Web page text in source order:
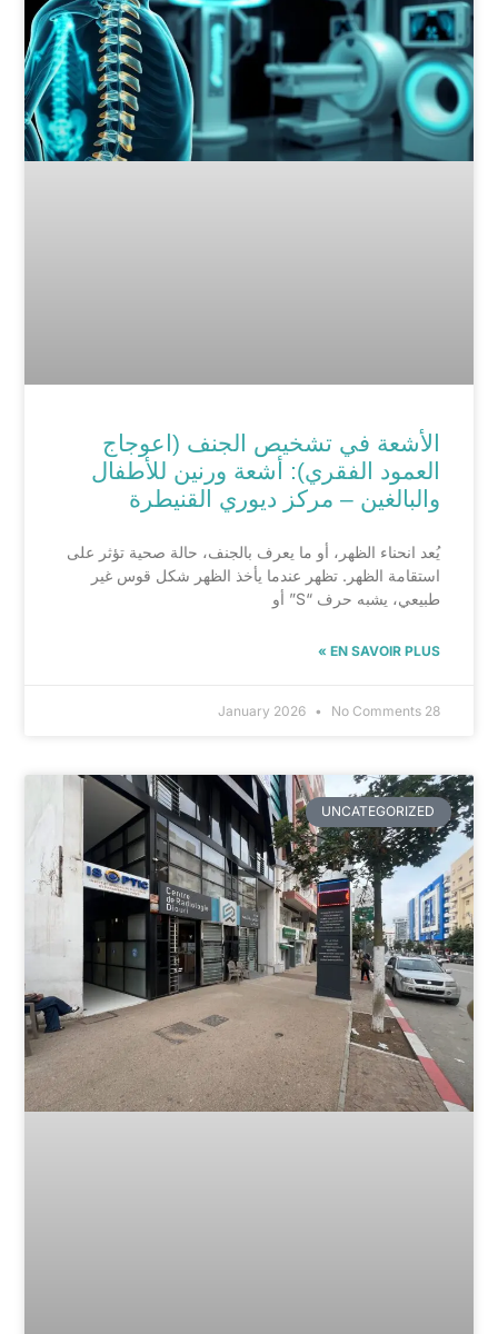
الأشعة في تشخيص الجنف (اعوجاج
العمود الفقري): أشعة ورنين للأطفال
والبالغين – مركز ديوري القنيطرة
يُعد انحناء الظهر، أو ما يعرف بالجنف، حالة صحية تؤثر على
استقامة الظهر. تظهر عندما يأخذ الظهر شكل قوس غير
طبيعي، يشبه حرف “S” أو
EN SAVOIR PLUS »
28 January 2026
No Comments
UNCATEGORIZED